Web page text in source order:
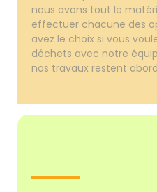
nous avons tout le
effectuer chacune des
avez le choix si vous
déchets avec notre
nos travaux restent